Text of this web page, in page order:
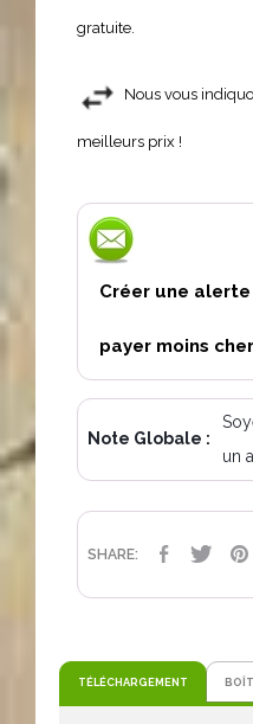
gratuite.
Nous vous
meilleurs prix !
Créer une
payer moins cher
Note Globale :
un
SHARE:
TÉLÉCHARGEMENT